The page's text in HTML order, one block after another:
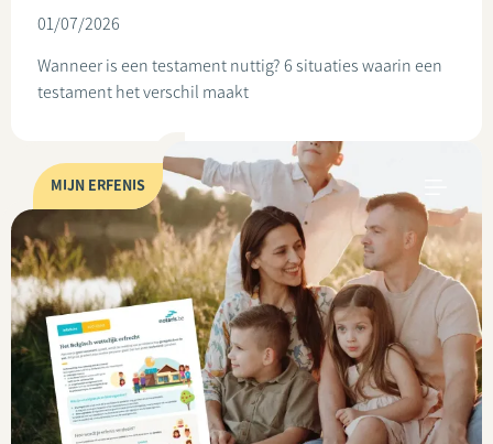
01/07/2026
Wanneer is een testament nuttig? 6 situaties waarin een
testament het verschil maakt
MIJN ERFENIS